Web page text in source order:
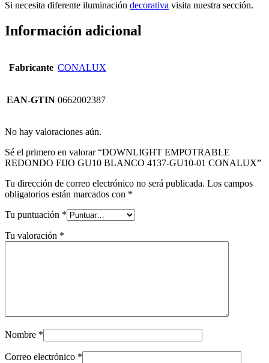
Si necesita diferente iluminación decorativa visita nuestra sección.
Información adicional
Fabricante CONALUX
EAN-GTIN 0662002387
No hay valoraciones aún.
Sé el primero en valorar “DOWNLIGHT EMPOTRABLE
REDONDO FIJO GU10 BLANCO 4137-GU10-01 CONALUX”
Tu dirección de correo electrónico no será publicada. Los campos
obligatorios están marcados con *
Tu puntuación *
Tu valoración *
Nombre *
Correo electrónico *